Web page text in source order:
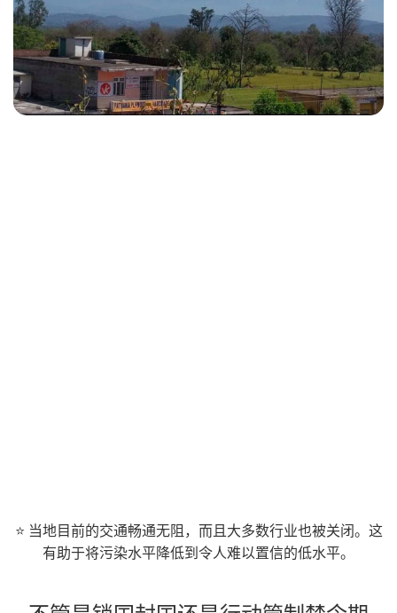
⭐ 当地目前的交通畅通无阻，而且大多数行业也被关闭。这
有助于将污染水平降低到令人难以置信的低水平。